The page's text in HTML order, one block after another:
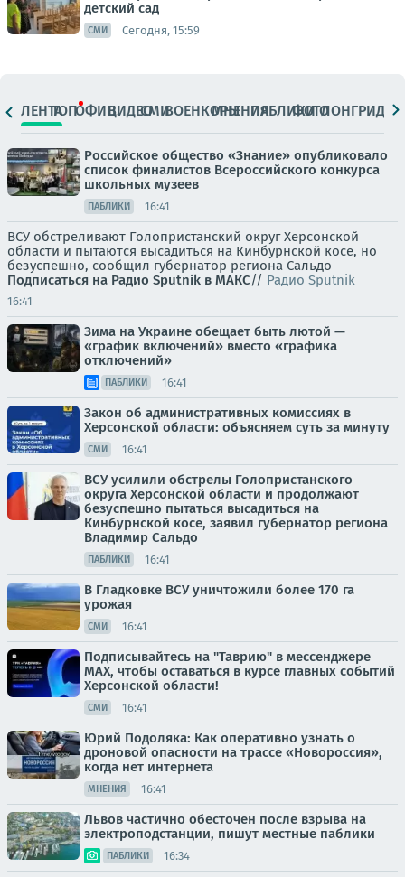
детский сад
СМИ Сегодня, 15:59
ЛЕНТАТОПОФИЦ.ВИДЕОСМИВОЕНКОРЫМНЕНИЯПАБЛИКИ
ФОТОЛОНГРИДЫ
Российское общество «Знание» опубликовало
список финалистов Всероссийского конкурса
школьных музеев
ПАБЛИКИ 16:41
ВСУ обстреливают Голопристанский округ Херсонской
области и пытаются высадиться на Кинбурнской косе, но
безуспешно, сообщил губернатор региона Сальдо
Подписаться на Радио Sputnik в МАКС// Радио Sputnik
16:41
Зима на Украине обещает быть лютой —
«график включений» вместо «графика
отключений»
ПАБЛИКИ 16:41
Закон об административных комиссиях в
Херсонской области: объясняем суть за минуту
СМИ 16:41
ВСУ усилили обстрелы Голопристанского
округа Херсонской области и продолжают
безуспешно пытаться высадиться на
Кинбурнской косе, заявил губернатор региона
Владимир Сальдо
ПАБЛИКИ 16:41
В Гладковке ВСУ уничтожили более 170 га
урожая
СМИ 16:41
Подписывайтесь на "Таврию" в мессенджере
MAX, чтобы оставаться в курсе главных событий
Херсонской области!
СМИ 16:41
Юрий Подоляка: Как оперативно узнать о
дроновой опасности на трассе «Новороссия»,
когда нет интернета
МНЕНИЯ 16:41
Львов частично обесточен после взрыва на
электроподстанции, пишут местные паблики
ПАБЛИКИ 16:34